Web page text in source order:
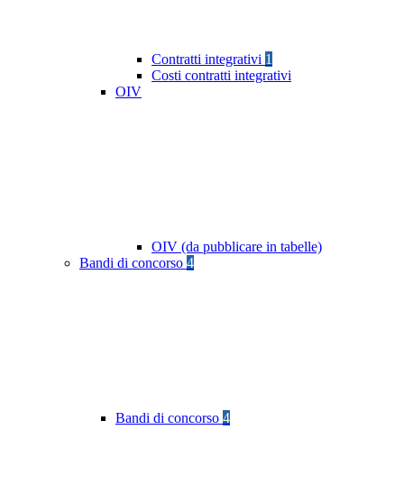
Contratti integrativi 1
Costi contratti integrativi
OIV
OIV (da pubblicare in tabelle)
Bandi di concorso 4
Bandi di concorso 4